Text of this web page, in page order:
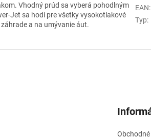
Vhodný prúd sa vyberá pohodlným
Jet sa hodí pre všetky vysokotlakové
a na umývanie áut.
EAN:
Typ: